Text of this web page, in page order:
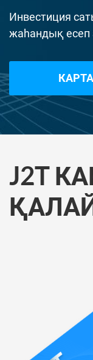
Инвестиция
жаһандық есеп
J2T